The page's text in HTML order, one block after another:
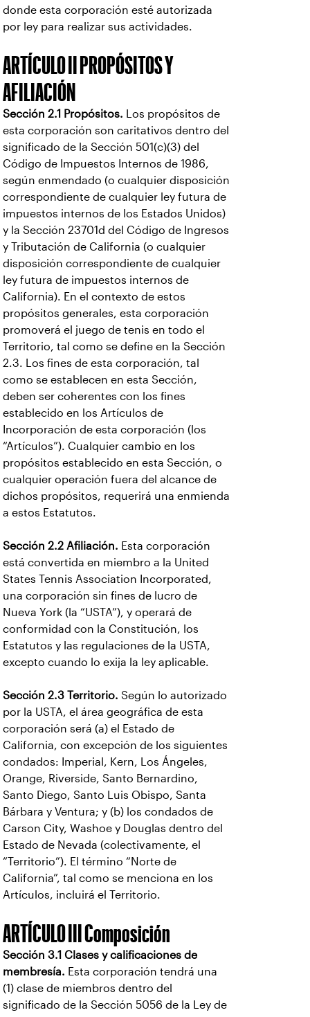
donde esta corporación esté autorizada
por ley para realizar sus actividades.
ARTÍCULO II PROPÓSITOS Y
AFILIACIÓN
Sección 2.1 Propósitos. Los propósitos de
esta corporación son caritativos dentro del
significado de la Sección 501(c)(3) del
Código de Impuestos Internos de 1986,
según enmendado (o cualquier disposición
correspondiente de cualquier ley futura de
impuestos internos de los Estados Unidos)
y la Sección 23701d del Código de Ingresos
y Tributación de California (o cualquier
disposición correspondiente de cualquier
ley futura de impuestos internos de
California). En el contexto de estos
propósitos generales, esta corporación
promoverá el juego de tenis en todo el
Territorio, tal como se define en la Sección
2.3. Los fines de esta corporación, tal
como se establecen en esta Sección,
deben ser coherentes con los fines
establecido en los Artículos de
Incorporación de esta corporación (los
“Artículos”). Cualquier cambio en los
propósitos establecido en esta Sección, o
cualquier operación fuera del alcance de
dichos propósitos, requerirá una enmienda
a estos Estatutos.
Sección 2.2 Afiliación. Esta corporación
está convertida en miembro a la United
States Tennis Association Incorporated,
una corporación sin fines de lucro de
Nueva York (la “USTA”), y operará de
conformidad con la Constitución, los
Estatutos y las regulaciones de la USTA,
excepto cuando lo exija la ley aplicable.
Sección 2.3 Territorio. Según lo autorizado
por la USTA, el área geográfica de esta
corporación será (a) el Estado de
California, con excepción de los siguientes
condados: Imperial, Kern, Los Ángeles,
Orange, Riverside, Santo Bernardino,
Santo Diego, Santo Luis Obispo, Santa
Bárbara y Ventura; y (b) los condados de
Carson City, Washoe y Douglas dentro del
Estado de Nevada (colectivamente, el
“Territorio”). El término “Norte de
California”, tal como se menciona en los
Artículos, incluirá el Territorio.
ARTÍCULO III Composición
Sección 3.1 Clases y calificaciones de
membresía. Esta corporación tendrá una
(1) clase de miembros dentro del
significado de la Sección 5056 de la Ley de